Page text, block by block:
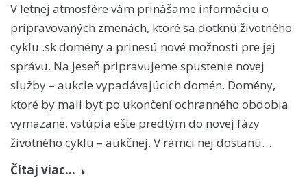
V letnej atmosfére vám prinášame informáciu o
pripravovaných zmenách, ktoré sa dotknú životného
cyklu .sk domény a prinesú nové možnosti pre jej
správu. Na jeseň pripravujeme spustenie novej
služby – aukcie vypadávajúcich domén. Domény,
ktoré by mali byť po ukončení ochranného obdobia
vymazané, vstúpia ešte predtým do novej fázy
životného cyklu – aukčnej. V rámci nej dostanú…
Čítaj viac...